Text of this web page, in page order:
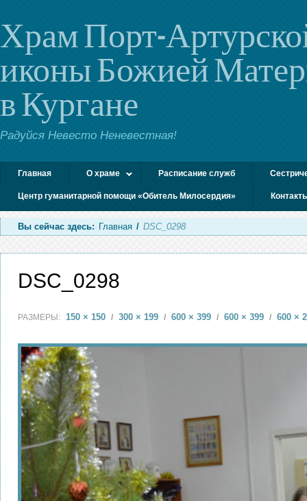
Храм Порт-
иконы Божией
в Кургане
Радуйся Невесто Неневестная!
Главная О храме Расписание служб
Центр гуманитарной помощи «Обитель Милосердия»
Вы сейчас здесь: Главная / DSC_0298
DSC_0298
РАЗМЕРЫ: 150 × 150 / 300 × 199 / 600 × 399 / 600 × 399 / 600 ×